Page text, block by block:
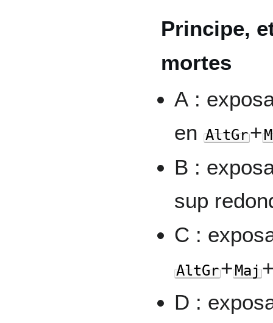
Principe,
mortes
A :
enAltGr+
B :
sup
C :
AltGr+Maj
D :